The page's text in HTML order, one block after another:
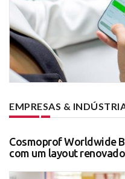
EMPRESAS &
Cosmoprof Worldwide
com um layout renovado